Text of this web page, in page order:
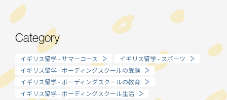
Planning
When?
年齢で選ぶ留学
Category
イギリス留学 - サマーコース
イギリス留学 - スポーツ
イギリス留学 - ボーディングスクールの受験
イギリス留学 - ボーディングスクールの教育
イギリス留学 - ボーディングスクール生活